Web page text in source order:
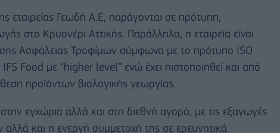
εταιρείας Γεωδή Α.Ε, παράγονται σε πρότυπη,
στo Kρυονέρι Αττικής. Παράλληλα, η εταιρεία είναι
Ασφάλειας Τροφίμων σύμφωνα με το πρότυπο ISO
Food με “higher level” ενώ έχει πιστοποιηθεί και από
προϊόντων βιολογικής γεωργίας.
εγχώρια αλλά και στη διεθνή αγορά, με τις εξαγωγές
και η ενεργή συμμετοχή της σε ερευνητικά